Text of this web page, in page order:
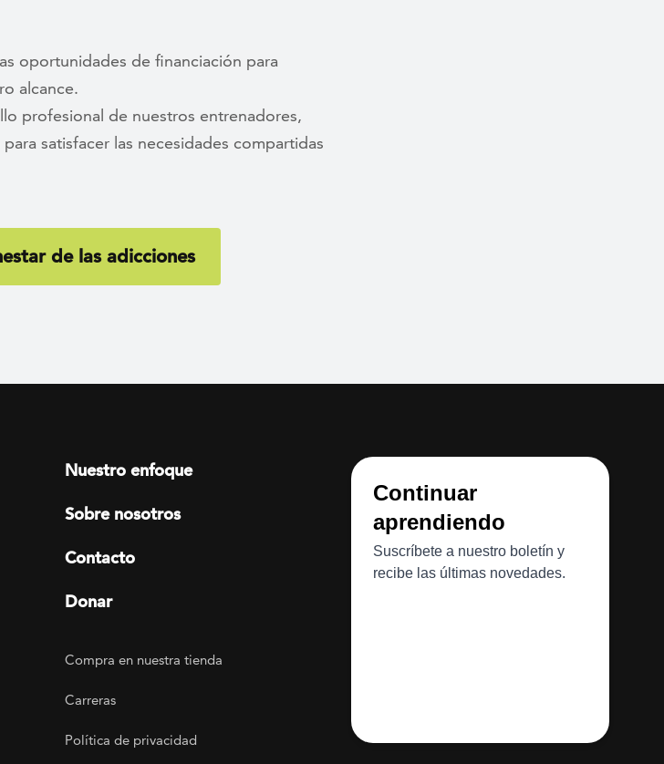
oportunidades de financiación para
alcance.
profesional de nuestros entrenadores,
satisfacer las necesidades compartidas
de las adicciones
Footer menu
Nuestro enfoque
Sobre nosotros
Contacto
Donar
Footer Utility
Compra en nuestra tienda
Carreras
Política de privacidad